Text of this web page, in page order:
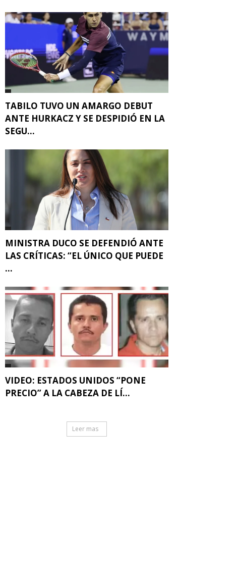
TABILO TUVO UN AMARGO DEBUT
ANTE HURKACZ Y SE DESPIDIÓ EN LA
SEGU...
MINISTRA DUCO SE DEFENDIÓ ANTE
LAS CRÍTICAS: “EL ÚNICO QUE PUEDE
...
VIDEO: ESTADOS UNIDOS “PONE
PRECIO” A LA CABEZA DE LÍ...
Leer mas